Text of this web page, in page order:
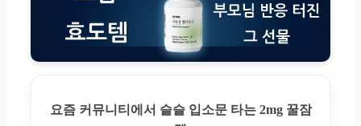
요즘 커뮤니티에서 슬슬 입소문 타는 2mg 꿀잠